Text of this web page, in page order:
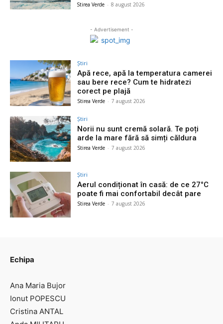
Stirea Verde - 8 august 2026
- Advertisement -
Știri
Apă rece, apă la temperatura camerei
sau bere rece? Cum te hidratezi
corect pe plajă
Stirea Verde - 7 august 2026
Știri
Norii nu sunt cremă solară. Te poți
arde la mare fără să simți căldura
Stirea Verde - 7 august 2026
Știri
Aerul condiționat în casă: de ce 27°C
poate fi mai confortabil decât pare
Stirea Verde - 7 august 2026
Echipa
Ana Maria Bujor
Ionut POPESCU
Cristina ANTAL